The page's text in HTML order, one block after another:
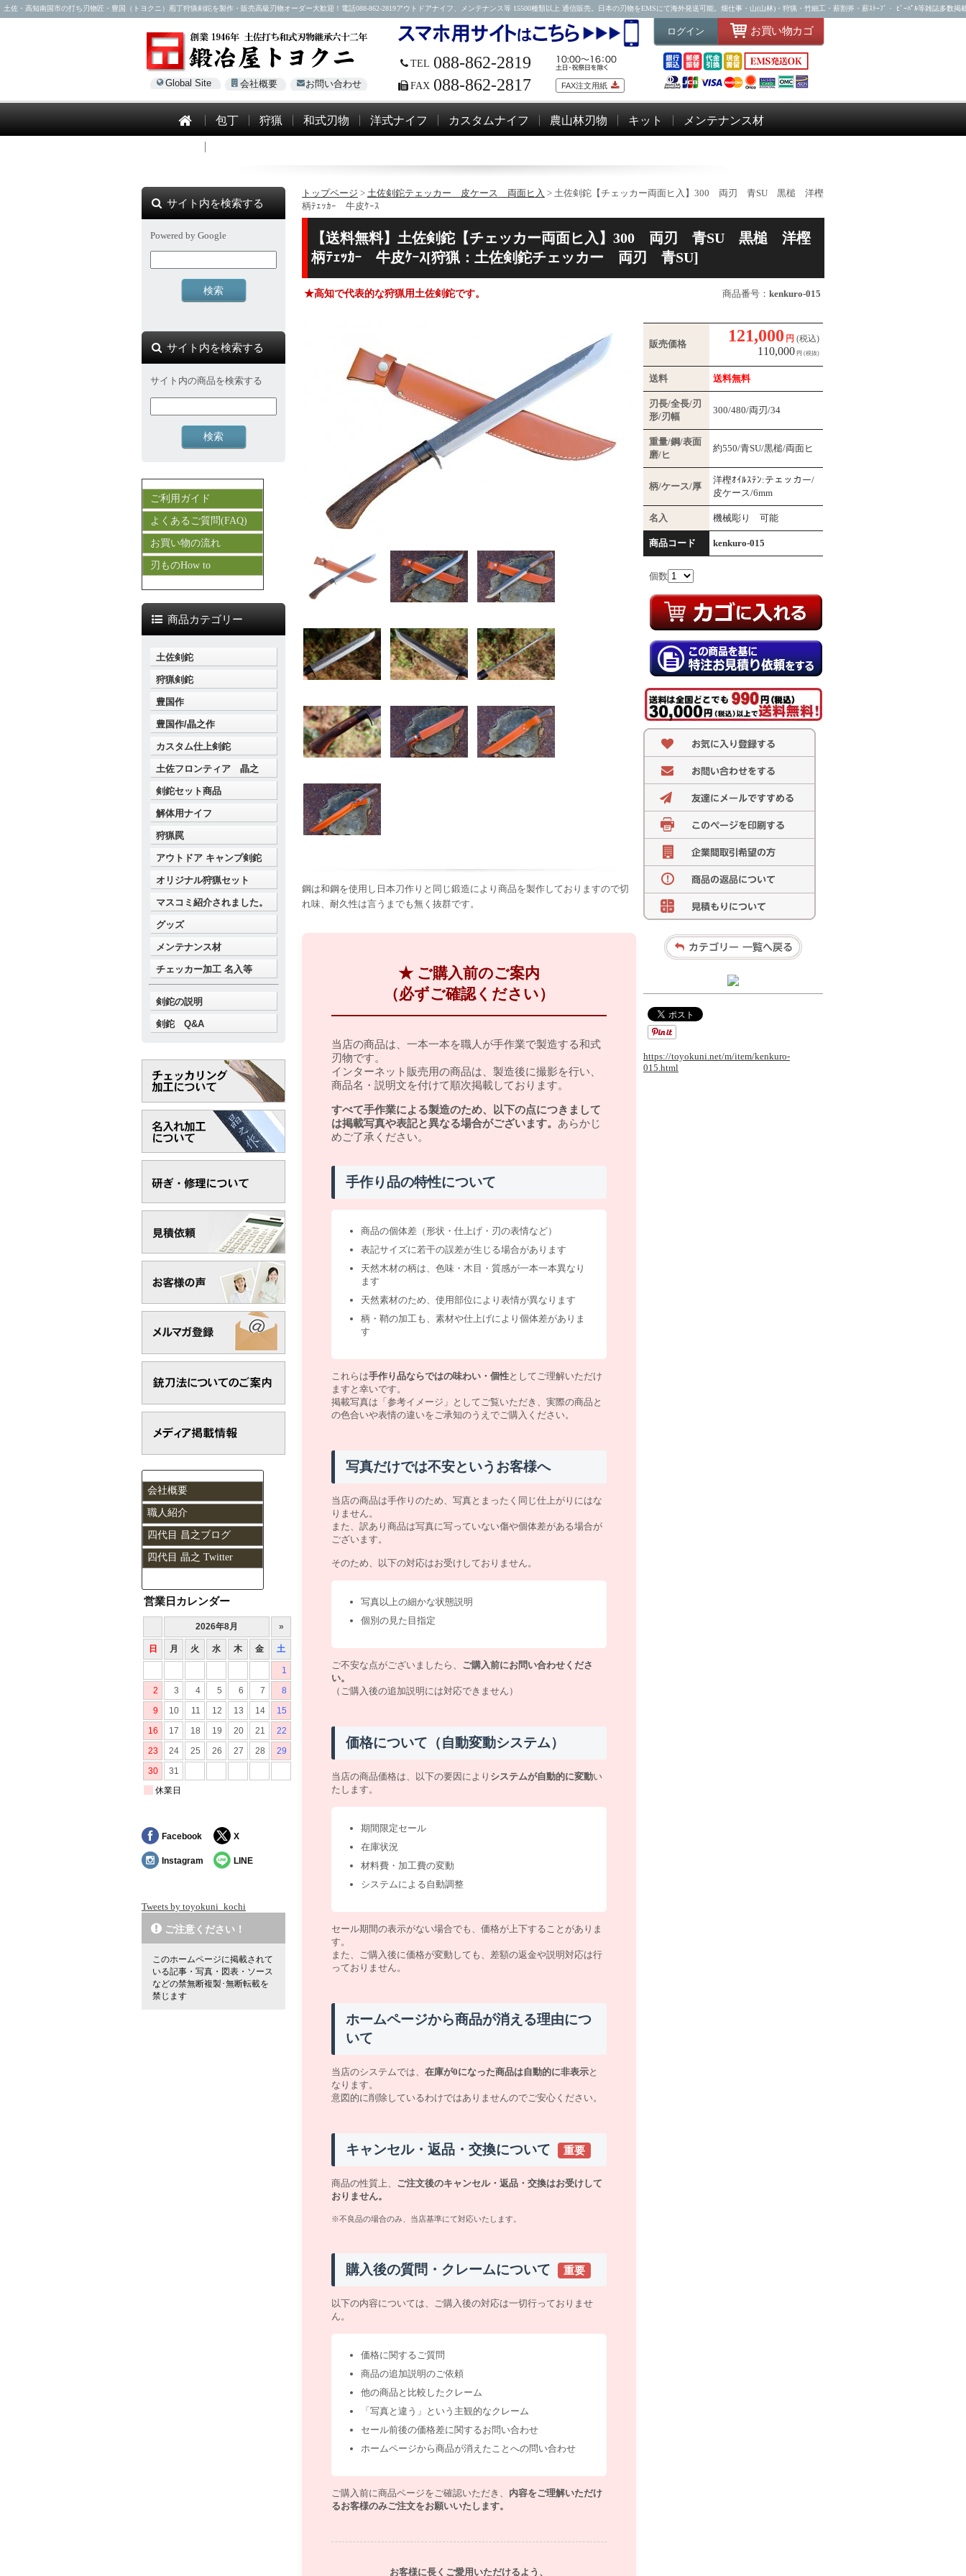
土佐・高知南国市の打ち刃物匠・豊国（トヨクニ）庖丁狩猟剣鉈を製作・販売高級刃物オーダー大歓迎！電話088-862-2819アウトドアナイフ、メンテナンス等 15500種類以上 通信販売。日本の刃物をEMSにて海外発送可能。畑仕事・山(山林)・狩猟・竹細工・薪割斧・薪ｽﾄｰﾌﾞ・ ﾋﾞｰﾊﾟﾙ等雑誌多数掲
Global Site 会社概要 お問い合わせ
TEL 088-862-2819
FAX 088-862-2817 FAX注文用紙
ログイン お買い物カゴ
包丁 狩猟 和式刃物 洋式ナイフ カスタムナイフ 農山林刃物 キット メンテナンス材
トップページ > 土佐剣鉈テェッカー 皮ケース 両面ヒ入 > 土佐剣鉈【チェッカー両面ヒ入】300 両刃 青SU 黒槌 洋樫
柄ﾃｪｯｶｰ 牛皮ｹｰｽ
【送料無料】土佐剣鉈【チェッカー両面ヒ入】300 両刃 青SU 黒槌 洋樫
柄ﾃｪｯｶｰ 牛皮ｹｰｽ[狩猟：土佐剣鉈チェッカー 両刃 青SU]
★高知で代表的な狩猟用土佐剣鉈です。 商品番号： kenkuro-015
鋼は和鋼を使用し日本刀作りと同じ鍛造により商品を製作しておりますので切
れ味、耐久性は言うまでも無く抜群です。
★ ご購入前のご案内
（必ずご確認ください）
当店の商品は、一本一本を職人が手作業で製造する和式
刃物です。
インターネット販売用の商品は、製造後に撮影を行い、
商品名・説明文を付けて順次掲載しております。
すべて手作業による製造のため、以下の点につきまして
は掲載写真や表記と異なる場合がございます。 あらかじ
めご了承ください。
手作り品の特性について
商品の個体差（形状・仕上げ・刃の表情など）
表記サイズに若干の誤差が生じる場合があります
天然木材の柄は、色味・木目・質感が一本一本異なり
ます
天然素材のため、使用部位により表情が異なります
柄・鞘の加工も、素材や仕上げにより個体差がありま
す
これらは手作り品ならではの味わい・個性としてご理解いただけ
ますと幸いです。
掲載写真は「参考イメージ」としてご覧いただき、実際の商品と
の色合いや表情の違いをご承知のうえでご購入ください。
写真だけでは不安というお客様へ
当店の商品は手作りのため、写真とまったく同じ仕上がりにはな
りません。
また、訳あり商品は写真に写っていない傷や個体差がある場合が
ございます。
そのため、以下の対応はお受けしておりません。
写真以上の細かな状態説明
個別の見た目指定
ご不安な点がございましたら、 ご購入前にお問い合わせくださ
い。
（ご購入後の追加説明には対応できません）
価格について（自動変動システム）
当店の商品価格は、以下の要因により システムが自動的に変動い
たします。
期間限定セール
在庫状況
材料費・加工費の変動
システムによる自動調整
セール期間の表示がない場合でも、価格が上下することがありま
す。
また、ご購入後に価格が変動しても、差額の返金や説明対応は行
っておりません。
ホームページから商品が消える理由につ
いて
当店のシステムでは、 在庫が0になった商品は自動的に非表示と
なります。
意図的に削除しているわけではありませんのでご安心ください。
キャンセル・返品・交換について 重要
商品の性質上、 ご注文後のキャンセル・返品・交換はお受けして
おりません。
※不良品の場合のみ、当店基準にて対応いたします。
購入後の質問・クレームについて 重要
以下の内容については、ご購入後の対応は一切行っておりませ
ん。
価格に関するご質問
商品の追加説明のご依頼
他の商品と比較したクレーム
「写真と違う」という主観的なクレーム
セール前後の価格差に関するお問い合わせ
ホームページから商品が消えたことへの問い合わせ
ご購入前に商品ページをご確認いただき、 内容をご理解いただけ
るお客様のみご注文をお願いいたします。
お客様に長くご愛用いただけるよう、
販売価格 121,000 円 (税込)
110,000 円 (税抜)
送料 送料無料
刃長/全長/刃
形/刃幅
300/480/両刃/34
重量/鋼/表面
磨/ヒ
約550/青SU/黒槌/両面ヒ
柄/ケース/厚
洋樫ｵｲﾙｽﾃﾝ:テェッカー/
皮ケース/6mm
名入 機械彫り 可能
商品コード kenkuro-015
個数
https://toyokuni.net/m/item/kenkuro-
015.html
サイト内を検索する
Powered by Google
サイト内を検索する
サイト内の商品を検索する
ご利用ガイド
よくあるご質問(FAQ)
お買い物の流れ
刃ものHow to
商品カテゴリー
土佐剣鉈
狩猟剣鉈
豊国作
豊国作/晶之作
カスタム仕上剣鉈
土佐フロンティア 晶之
剣鉈セット商品
解体用ナイフ
狩猟罠
アウトドア キャンプ剣鉈
オリジナル狩猟セット
マスコミ紹介されました。
グッズ
メンテナンス材
チェッカー加工 名入等
剣鉈の説明
剣鉈 Q&A
会社概要
職人紹介
四代目 昌之ブログ
四代目 晶之 Twitter
営業日カレンダー
Facebook X
Instagram LINE
Tweets by toyokuni_kochi
ご注意ください！
このホームページに掲載されて
いる記事・写真・図表・ソース
などの禁無断複製･無断転載を
禁じます